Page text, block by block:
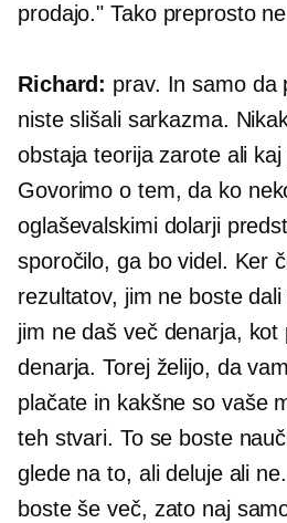
prodajo." Tako preprosto
Richard: prav. In samo da
niste slišali sarkazma.
obstaja teorija zarote ali kaj
Govorimo o tem, da ko
oglaševalskimi dolarji
sporočilo, ga bo videl. Ker
rezultatov, jim ne boste
jim ne daš več denarja, kot
denarja. Torej želijo, da
plačate in kakšne so vaše
teh stvari. To se boste
glede na to, ali deluje ali
boste še več, zato naj